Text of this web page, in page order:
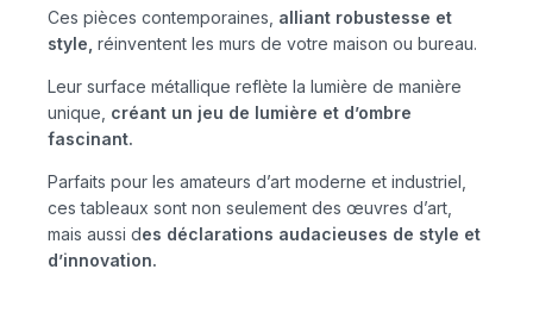
Ces pièces contemporaines, alliant robustesse et
style, réinventent les murs de votre maison ou bureau.
Leur surface métallique reflète la lumière de manière
unique, créant un jeu de lumière et d’ombre
fascinant.
Parfaits pour les amateurs d’art moderne et industriel,
ces tableaux sont non seulement des œuvres d’art,
mais aussi des déclarations audacieuses de style et
d’innovation.